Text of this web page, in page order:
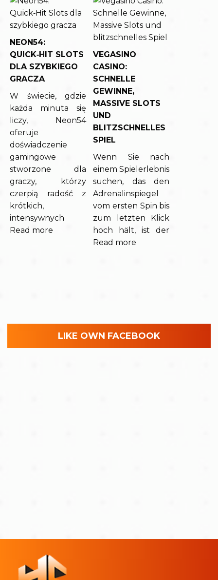
NEON54:
QUICK‑HIT SLOTS
DLA SZYBKIEGO
GRACZA
W świecie, gdzie
każda minuta się
liczy, Neon54
oferuje
doświadczenie
gamingowe
stworzone dla
graczy, którzy
czerpią radość z
krótkich,
intensywnych
Read more
VEGASINO
CASINO:
SCHNELLE
GEWINNE,
MASSIVE SLOTS
UND
BLITZSCHNELLES
SPIEL
Wenn Sie nach
einem Spielerlebnis
suchen, das den
Adrenalinspiegel
vom ersten Spin bis
zum letzten Klick
hoch hält, ist der
Read more
LIKE OWN FACEBOOK